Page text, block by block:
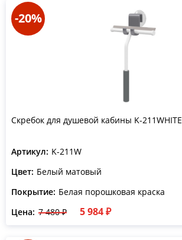
-20%
Скребок для душевой кабины K-211WHITE
Артикул: K-211W
Цвет: Белый матовый
Покрытие: Белая порошковая краска
Цена: 7 480 ₽ 5 984 ₽